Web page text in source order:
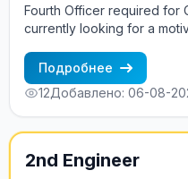
Fourth Officer required for
currently looking for a
Re-joining Bonus Contract
September Requirements:
OOW Certificate of
Crude Oil Tankers Good
attitude and strong
employment conditions
invited to send their CV,
Подробнее
12Добавлено: 06-08-
2nd Engineer